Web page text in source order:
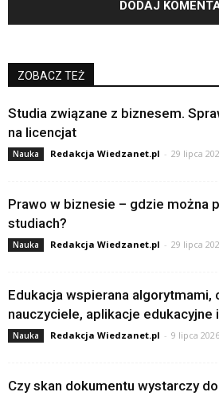
ZOBACZ TEŻ
Studia związane z biznesem.
na licencjat
Nauka Redakcja Wiedzanet.pl - 29 lipca
Prawo w biznesie – gdzie można
studiach?
Nauka Redakcja Wiedzanet.pl - 29 lipca
Edukacja wspierana algorytmami,
nauczyciele, aplikacje edukacyjne
Nauka Redakcja Wiedzanet.pl - 9 lipca 2026
Czy skan dokumentu wystarczy